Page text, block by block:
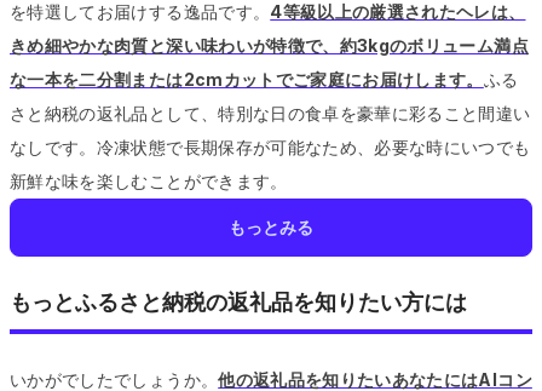
を特選してお届けする逸品です。 4等級以上の厳選されたヘレは、
きめ細やかな肉質と深い味わいが特徴で、約3kgのボリューム満点
な一本を二分割または2cmカットでご家庭にお届けします。 ふる
さと納税の返礼品として、特別な日の食卓を豪華に彩ること間違い
なしです。 冷凍状態で長期保存が可能なため、必要な時にいつでも
新鮮な味を楽しむことができます。
もっとみる
もっとふるさと納税の返礼品を知りたい方には
いかがでしたでしょうか。他の返礼品を知りたいあなたにはAIコン